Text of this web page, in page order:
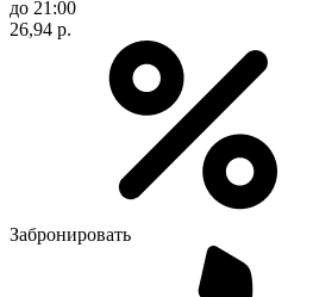
до 21:00
26,94 р.
Забронировать